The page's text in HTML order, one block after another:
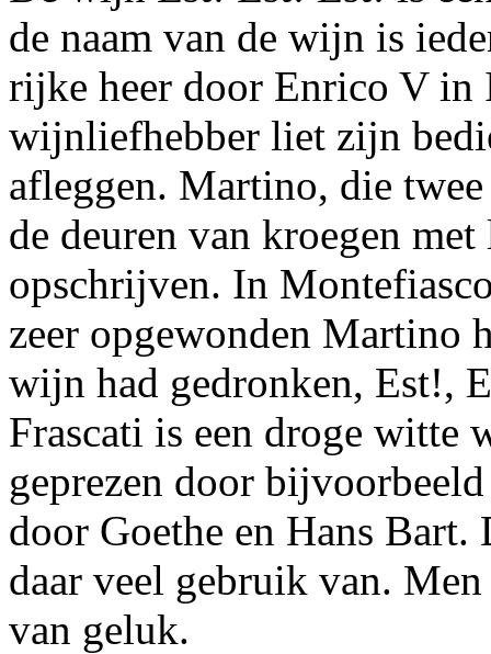
de naam van de wijn is
rijke heer door Enrico V in
wijnliefhebber liet zijn
afleggen. Martino, die
de deuren van kroegen
opschrijven. In
zeer opgewonden Martino
wijn had gedronken, Est!,
Frascati is een droge witte
geprezen door
door Goethe en Hans Bart.
daar veel gebruik van.
van geluk.